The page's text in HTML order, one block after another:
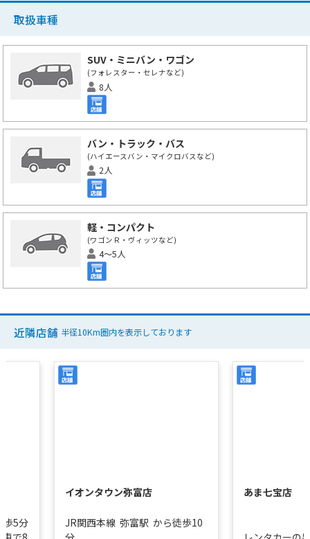
取扱車種
SUV・ミニバン・ワゴン
(フォレスター・セレナなど)
8人
バン・トラック・バス
(ハイエースバン・マイクロバスなど)
2人
軽・コンパクト
(ワゴンＲ・ヴィッツなど)
4～5人
近隣店舗 半径10Km圏内を表示しております
歩5分
イオンタウン弥富店
JR関西本線 弥富駅 から徒歩10
あま七宝店